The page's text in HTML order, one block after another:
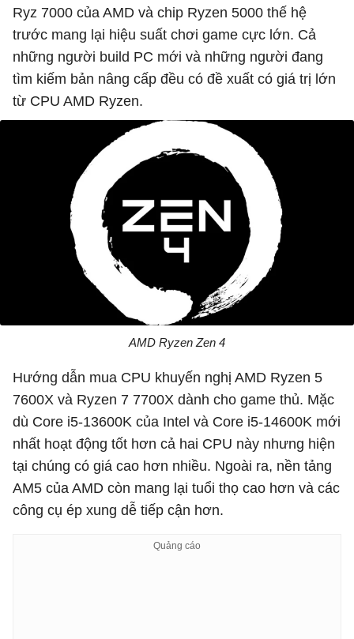
Ryz 7000 của AMD và chip Ryzen 5000 thế hệ
trước mang lại hiệu suất chơi game cực lớn. Cả
những người build PC mới và những người đang
tìm kiếm bản nâng cấp đều có đề xuất có giá trị lớn
từ CPU AMD Ryzen.
AMD Ryzen Zen 4
Hướng dẫn mua CPU khuyến nghị AMD Ryzen 5
7600X và Ryzen 7 7700X dành cho game thủ. Mặc
dù Core i5-13600K của Intel và Core i5-14600K mới
nhất hoạt động tốt hơn cả hai CPU này nhưng hiện
tại chúng có giá cao hơn nhiều. Ngoài ra, nền tảng
AM5 của AMD còn mang lại tuổi thọ cao hơn và các
công cụ ép xung dễ tiếp cận hơn.